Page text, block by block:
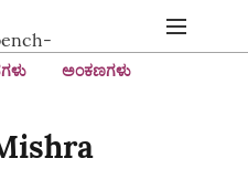
ಅಂಕಣಗಳು